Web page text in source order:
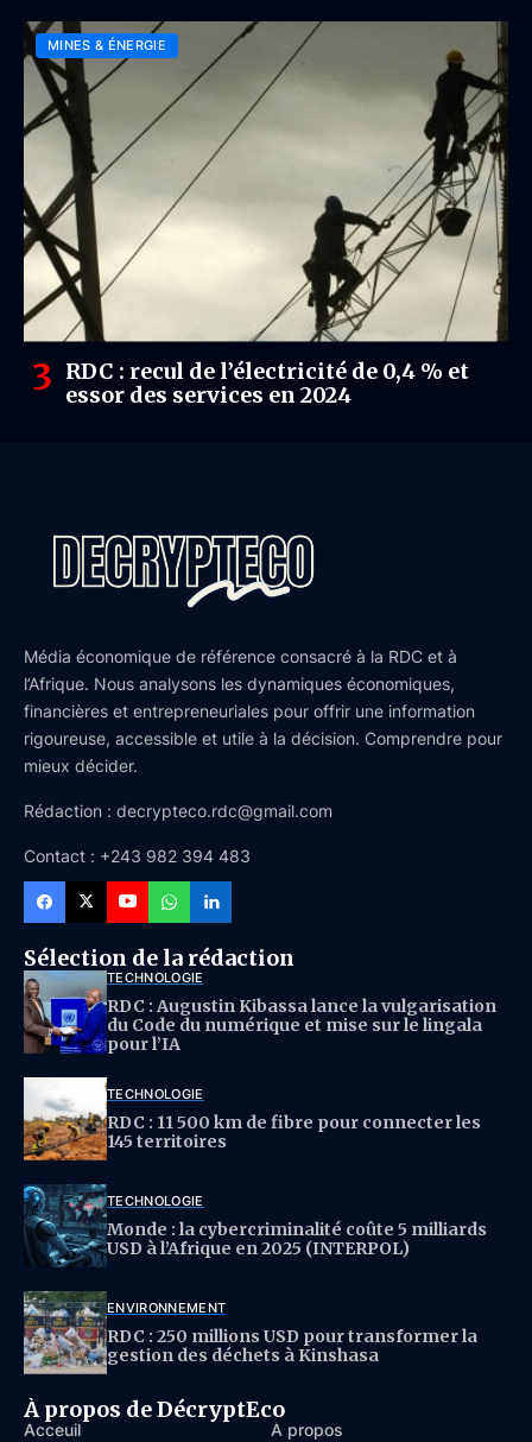
MINES & ÉNERGIE
RDC : recul de l’électricité de 0,4 % et
essor des services en 2024
Média économique de référence consacré à la RDC et à
l’Afrique. Nous analysons les dynamiques économiques,
financières et entrepreneuriales pour offrir une information
rigoureuse, accessible et utile à la décision. Comprendre pour
mieux décider.
Rédaction : decrypteco.rdc@gmail.com
Contact : +243 982 394 483
Sélection de la rédaction
TECHNOLOGIE
RDC : Augustin Kibassa lance la vulgarisation
du Code du numérique et mise sur le lingala
pour l’IA
TECHNOLOGIE
RDC : 11 500 km de fibre pour connecter les
145 territoires
TECHNOLOGIE
Monde : la cybercriminalité coûte 5 milliards
USD à l’Afrique en 2025 (INTERPOL)
ENVIRONNEMENT
RDC : 250 millions USD pour transformer la
gestion des déchets à Kinshasa
À propos de DécryptEco
Acceuil À propos